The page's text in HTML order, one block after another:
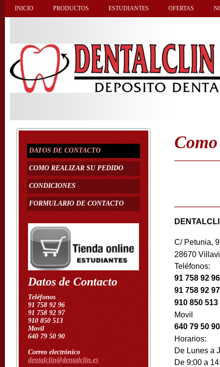
INICIO PRODUCTOS ESTUDIANTES OFERTAS
DATOS DE CONTACTO
COMO REALIZAR SU PEDIDO
CONDICIONES
FORMULARIO DE CONTACTO
Datos de Contacto
Teléfonos
91 758 92 96
91 758 92 97
910 850 513
Movil
640 79 50 90
Correo electrónico
dentalclin@dentalclin.es
C/ Petunia,
28670
Teléfonos:
91 758 92 96
91 758 92 97
910 850 513
Movil
640 79 50 90
Horarios:
De Lunes a
De 9:00 a